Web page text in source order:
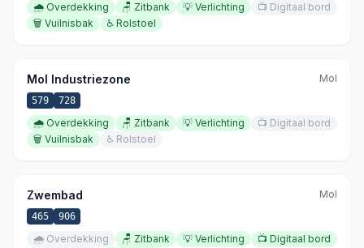
🌧️ Overdekking 🪑 Zitbank 💡 Verlichting 📺 Digitaal bord
🗑️ Vuilnisbak ♿ Rolstoel
Mol Industriezone Mol
579 728
🌧️ Overdekking 🪑 Zitbank 💡 Verlichting 📺 Digitaal bord
🗑️ Vuilnisbak ♿ Rolstoel
Zwembad Mol
465 906
🌧️ Overdekking 🪑 Zitbank 💡 Verlichting 📺 Digitaal bord